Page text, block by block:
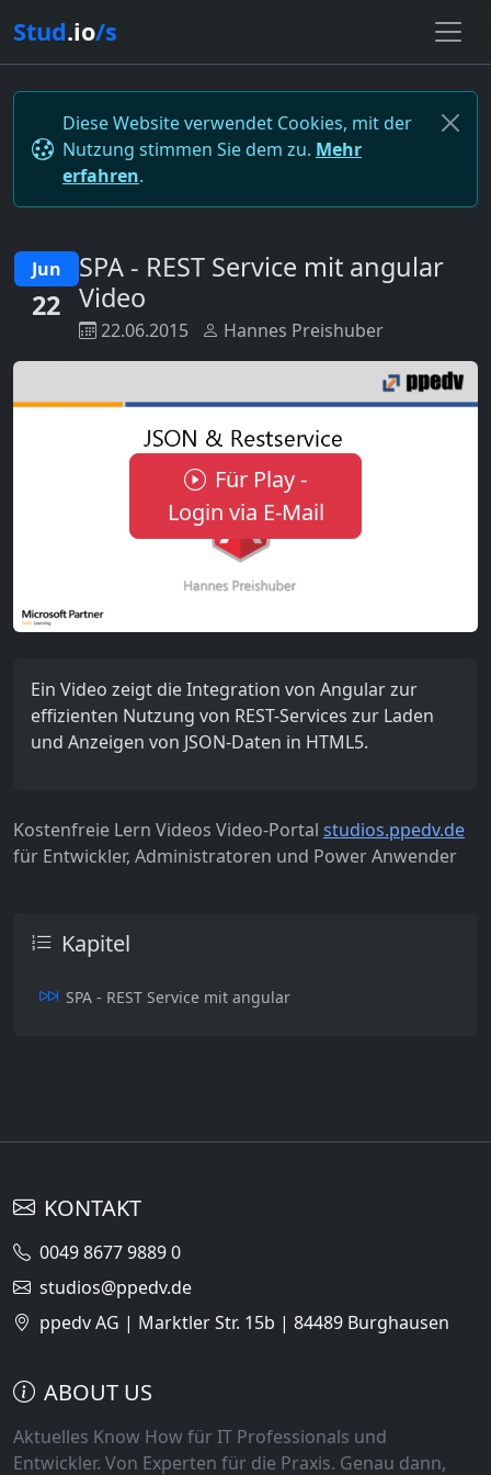
Stud.io/s
Diese Website verwendet Cookies, mit der
Nutzung stimmen Sie dem zu. Mehr
erfahren.
Jun
22
SPA - REST Service mit angular
Video
22.06.2015 Hannes Preishuber
Für Play -
Login via E-Mail
Ein Video zeigt die Integration von Angular zur
effizienten Nutzung von REST-Services zur Laden
und Anzeigen von JSON-Daten in HTML5.
Kostenfreie Lern Videos Video-Portal studios.ppedv.de
für Entwickler, Administratoren und Power Anwender
Kapitel
SPA - REST Service mit angular
KONTAKT
0049 8677 9889 0
studios@ppedv.de
ppedv AG | Marktler Str. 15b | 84489 Burghausen
ABOUT US
Aktuelles Know How für IT Professionals und
Entwickler. Von Experten für die Praxis. Genau dann,